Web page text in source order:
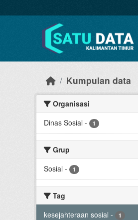
Kumpulan data
Organisasi
Dinas Sosial - 1
Grup
Sosial - 1
Tag
kesejahteraan sosial - 1